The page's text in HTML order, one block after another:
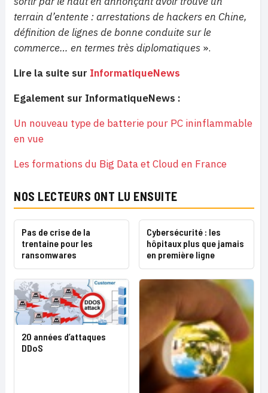
terrain d’entente : arrestations de hackers en Chine,
définition de lignes de bonne conduite sur le
commerce… en termes très diplomatiques ».
Lire la suite sur InformatiqueNews
Egalement sur InformatiqueNews :
Un nouveau type de batterie pour PC ininflammable
en vue
Les formations du Big Data et Cloud en France
NOS LECTEURS ONT LU ENSUITE
Pas de crise de la
trentaine pour les
ransomwares
Cybersécurité : les
hôpitaux plus que jamais
en première ligne
20 années d’attaques
DDoS